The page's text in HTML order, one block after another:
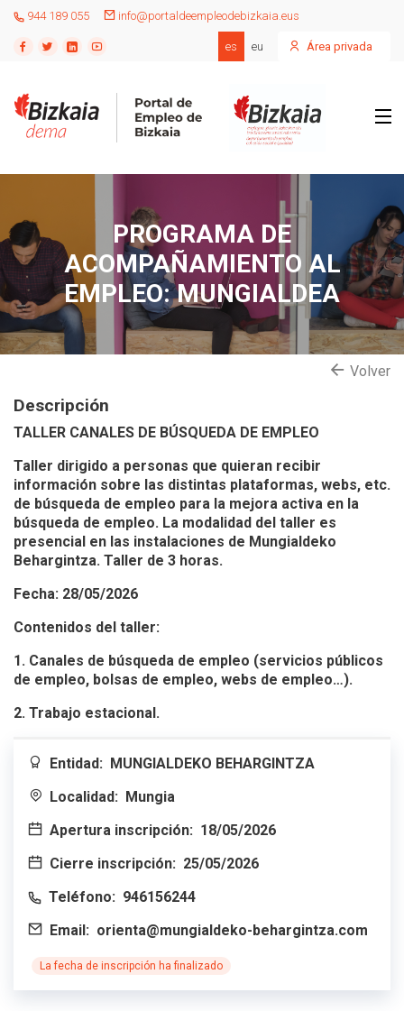
944 189 055 info@portaldeempleodebizkaia.eus
es eu Área privada
PROGRAMA DE
ACOMPAÑAMIENTO AL
EMPLEO: MUNGIALDEA
Volver
Descripción
TALLER CANALES DE BÚSQUEDA DE EMPLEO
Taller dirigido a personas que quieran recibir
información sobre las distintas plataformas, webs, etc.
de búsqueda de empleo para la mejora activa en la
búsqueda de empleo. La modalidad del taller es
presencial en las instalaciones de Mungialdeko
Behargintza. Taller de 3 horas.
Fecha: 28/05/2026
Contenidos del taller:
1. Canales de búsqueda de empleo (servicios públicos
de empleo, bolsas de empleo, webs de empleo…).
2. Trabajo estacional.
Entidad: MUNGIALDEKO BEHARGINTZA
Localidad: Mungia
Apertura inscripción: 18/05/2026
Cierre inscripción: 25/05/2026
Teléfono: 946156244
Email: orienta@mungialdeko-behargintza.com
La fecha de inscripción ha finalizado